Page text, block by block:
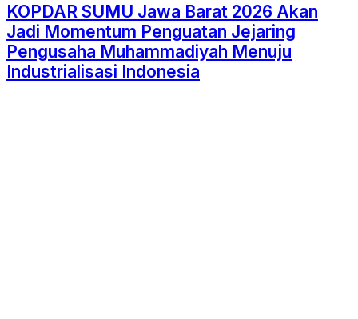
KOPDAR SUMU Jawa Barat 2026 Akan
Jadi Momentum Penguatan Jejaring
Pengusaha Muhammadiyah Menuju
Industrialisasi Indonesia